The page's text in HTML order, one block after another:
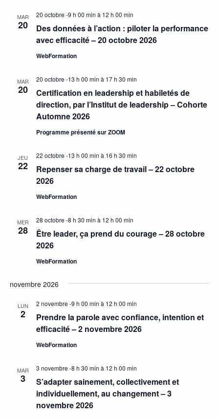
MAR
20
Des données à l’action : piloter la performance
avec efficacité – 20 octobre 2026
20 octobre -9 h 00 min à 12 h 00 min
WebFormation
MAR
20
Certification en leadership et habiletés de
direction, par l’Institut de leadership – Cohorte
Automne 2026
20 octobre -13 h 00 min à 17 h 30 min
Programme présenté sur ZOOM
JEU
22
Repenser sa charge de travail – 22 octobre
2026
22 octobre -13 h 00 min à 16 h 30 min
WebFormation
MER
28
Être leader, ça prend du courage – 28 octobre
2026
28 octobre -8 h 30 min à 12 h 00 min
WebFormation
novembre 2026
LUN
2
Prendre la parole avec confiance, intention et
efficacité – 2 novembre 2026
2 novembre -9 h 00 min à 12 h 00 min
WebFormation
MAR
3
S’adapter sainement, collectivement et
individuellement, au changement – 3
novembre 2026
3 novembre -8 h 30 min à 12 h 00 min